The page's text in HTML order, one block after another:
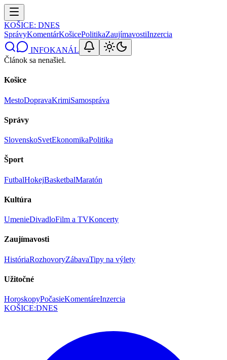
KOŠICE: DNES
SprávyKomentárKošicePolitikaZaujímavostiInzercia
INFOKANÁL
Článok sa nenašiel.
Košice
MestoDopravaKrimiSamospráva
Správy
SlovenskoSvetEkonomikaPolitika
Šport
FutbalHokejBasketbalMaratón
Kultúra
UmenieDivadloFilm a TVKoncerty
Zaujímavosti
HistóriaRozhovoryZábavaTipy na výlety
Užitočné
HoroskopyPočasieKomentáreInzercia
KOŠICE:DNES